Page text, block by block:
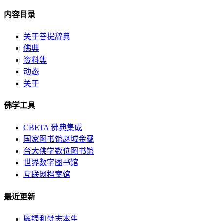
内容目录
关于菩提辞典
佛典
资料集
动态
关于
佛学工具
CBETA 佛典集成
国家图书馆赵城金藏
台大佛学数位图书馆
世界数字图书馆
互联网档案馆
最近更新
羼提和梵志本生